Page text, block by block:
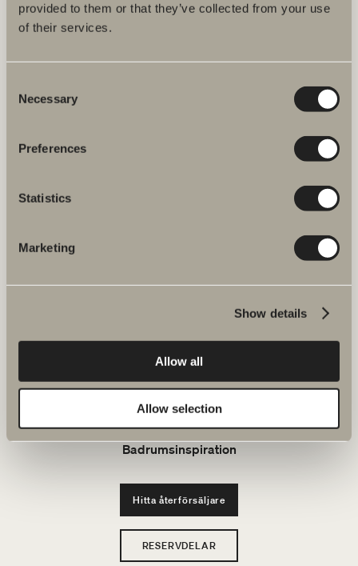
provided to them or that they’ve collected from your use
of their services.
Selection
Necessary
Preferences
Statistics
Marketing
Show details
Allow all
Allow selection
Svedbergs i Dalstorp AB
Verkstadsvägen 1
Svedbergs kundservice.
Hållbarhet
Badrumsinspiration
Hitta återförsäljare
RESERVDELAR